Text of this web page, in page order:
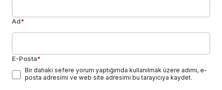
Ad*
E-Posta*
Bir dahaki sefere yorum yaptığımda kullanılmak üzere adımı, e-
posta adresimi ve web site adresimi bu tarayıcıya kaydet.